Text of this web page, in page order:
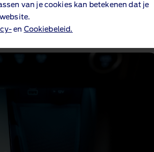
van je cookies kan betekenen dat je
en Cookiebeleid.